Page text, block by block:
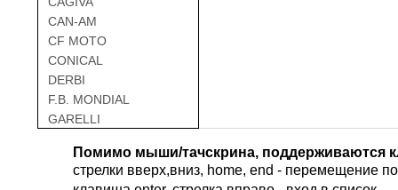
CAN-AM
CF MOTO
CONICAL
DERBI
F.B. MONDIAL
GARELLI
GILERA
HARLEY DAVIDSON
Помимо мыши/тачскрина, поддерживаются
стрелки вверх,вниз, home, end - перемещение